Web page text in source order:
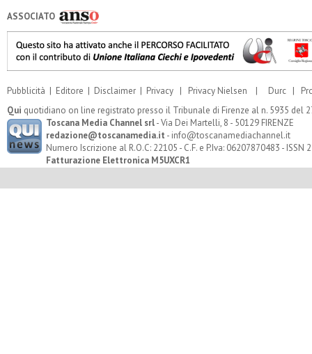
ASSOCIATO
Pubblicità | Editore | Disclaimer | Privacy | Privacy Nielsen | Durc |
Qui quotidiano on line registrato presso il Tribunale di Firenze al n. 5935 del
Toscana Media Channel srl- Via Dei Martelli, 8 - 50129 FIRENZE
redazione@toscanamedia.it - info@toscanamediachannel.it
Numero Iscrizione al R.O.C: 22105 - C.F. e P.Iva: 06207870483 - ISSN
Fatturazione Elettronica M5UXCR1